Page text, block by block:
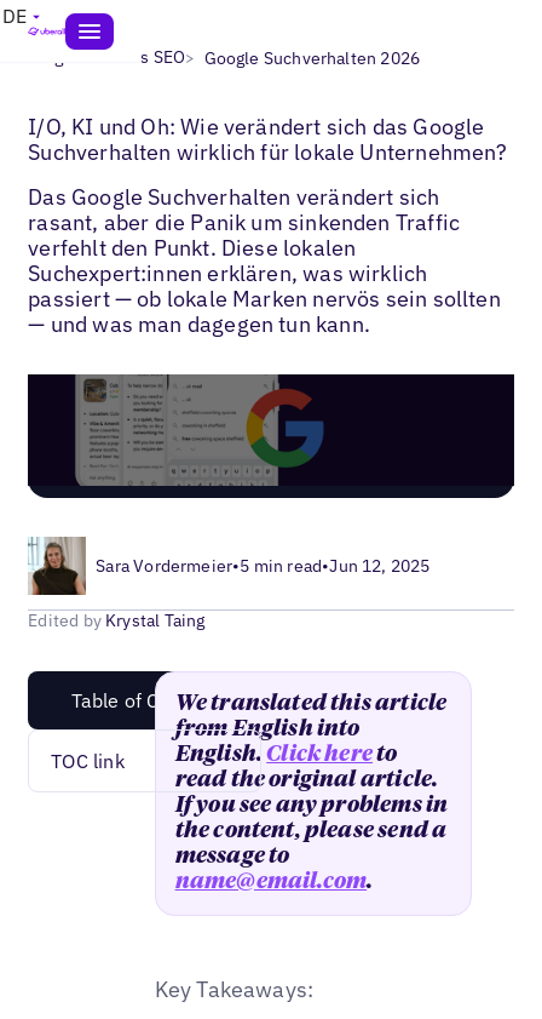
DE
Blogs> Lokales SEO> Google Suchverhalten 2026
I/O, KI und Oh: Wie verändert sich das Google
Suchverhalten wirklich für lokale Unternehmen?
Das Google Suchverhalten verändert sich
rasant, aber die Panik um sinkenden Traffic
verfehlt den Punkt. Diese lokalen
Suchexpert:innen erklären, was wirklich
passiert — ob lokale Marken nervös sein sollten
— und was man dagegen tun kann.
Sara Vordermeier•5 min read•Jun 12, 2025
Edited by Krystal Taing
Table of Content
TOC link
We translated this article
from English into
English.Click hereto
read the original article.
If you see any problems in
the content, please send a
message to
name@email.com.
Key Takeaways: